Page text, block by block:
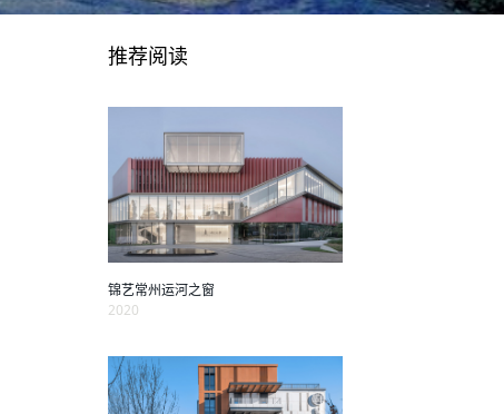
推荐阅读
锦艺常州运河之窗
2020